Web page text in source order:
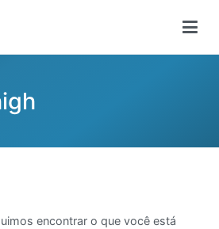
encontrar o que você está